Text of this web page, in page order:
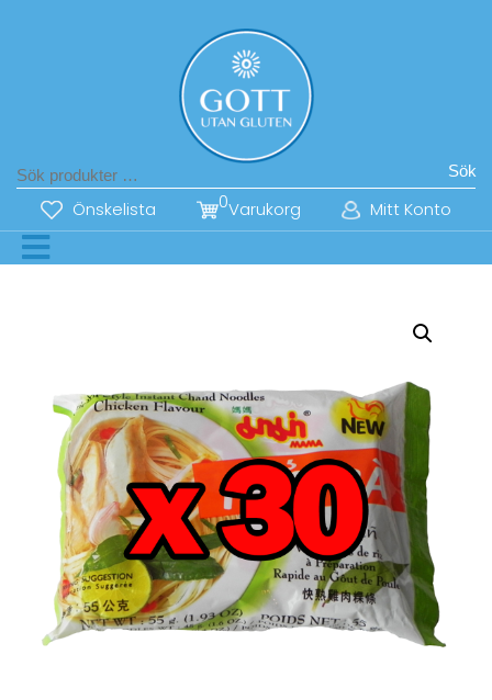
Sök
Önskelista Varukorg
0 Mitt Konto